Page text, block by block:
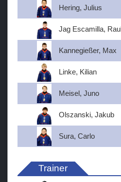
Hering, Julius
Jag Escamilla, Raul
Kannegießer, Max
Linke, Kilian
Meisel, Juno
Olszanski, Jakub
Sura, Carlo
Trainer